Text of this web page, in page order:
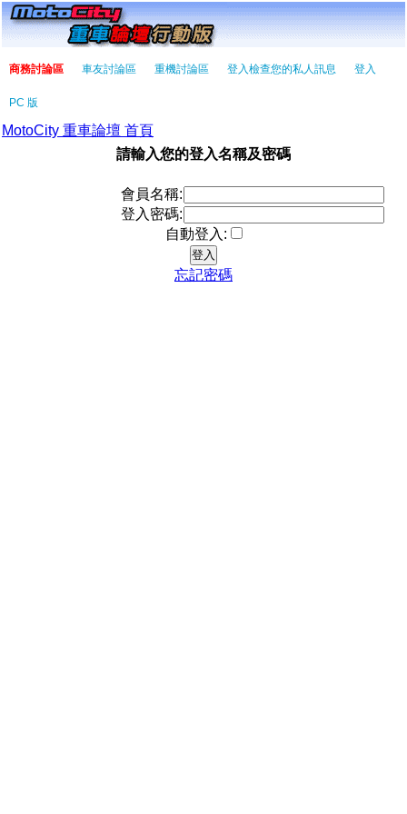
商務討論區 車友討論區 重機討論區 登入檢查您的私人訊息 登入
PC 版
MotoCity 重車論壇 首頁
請輸入您的登入名稱及密碼
會員名稱:
登入密碼:
自動登入:
忘記密碼